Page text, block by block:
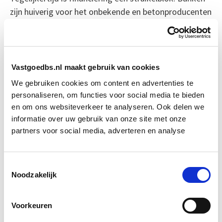
Vastgoedbs.nl maakt gebruik van cookies
We gebruiken cookies om content en advertenties te
personaliseren, om functies voor social media te bieden
en om ons websiteverkeer te analyseren. Ook delen we
informatie over uw gebruik van onze site met onze
partners voor social media, adverteren en analyse
Noodzakelijk
Voorkeuren
zijn huiverig voor het onbekende en betonproducenten
willen zich niet vastpinnen op één materiaal. Toch is de
bereidheid tot verandering groeiende, zeker nu
hoger op de agenda staat.
Een marathon, geen sprint
De overgang naar uitstootloos bouwen is complex,
tijdrovend en kostbaar. Experts wijzen erop dat
waarschijnlijk noodzakelijk blijven, zeker op korte
gemaakt. Paebbl laat zien dat het anders kan – en